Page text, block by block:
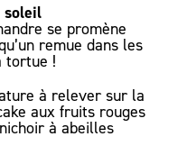
soleil
se promène
remue dans les
tortue !
à relever sur la
aux fruits rouges
à abeilles